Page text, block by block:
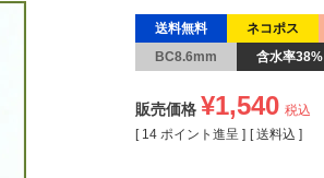
送料無料 ネコポス
BC8.6mm
含水率38%
販売価格 ¥1,540 税込
[ 14 ポイント進呈 ] 送料込